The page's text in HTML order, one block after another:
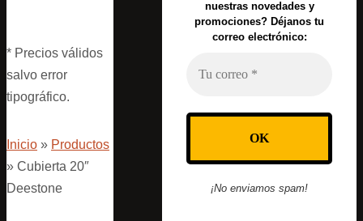
* Precios válidos
salvo error
tipográfico.
Inicio » Productos
» Cubierta 20″
Deestone
nuestras novedades y
promociones? Déjanos tu
correo electrónico:
¡No enviamos spam!